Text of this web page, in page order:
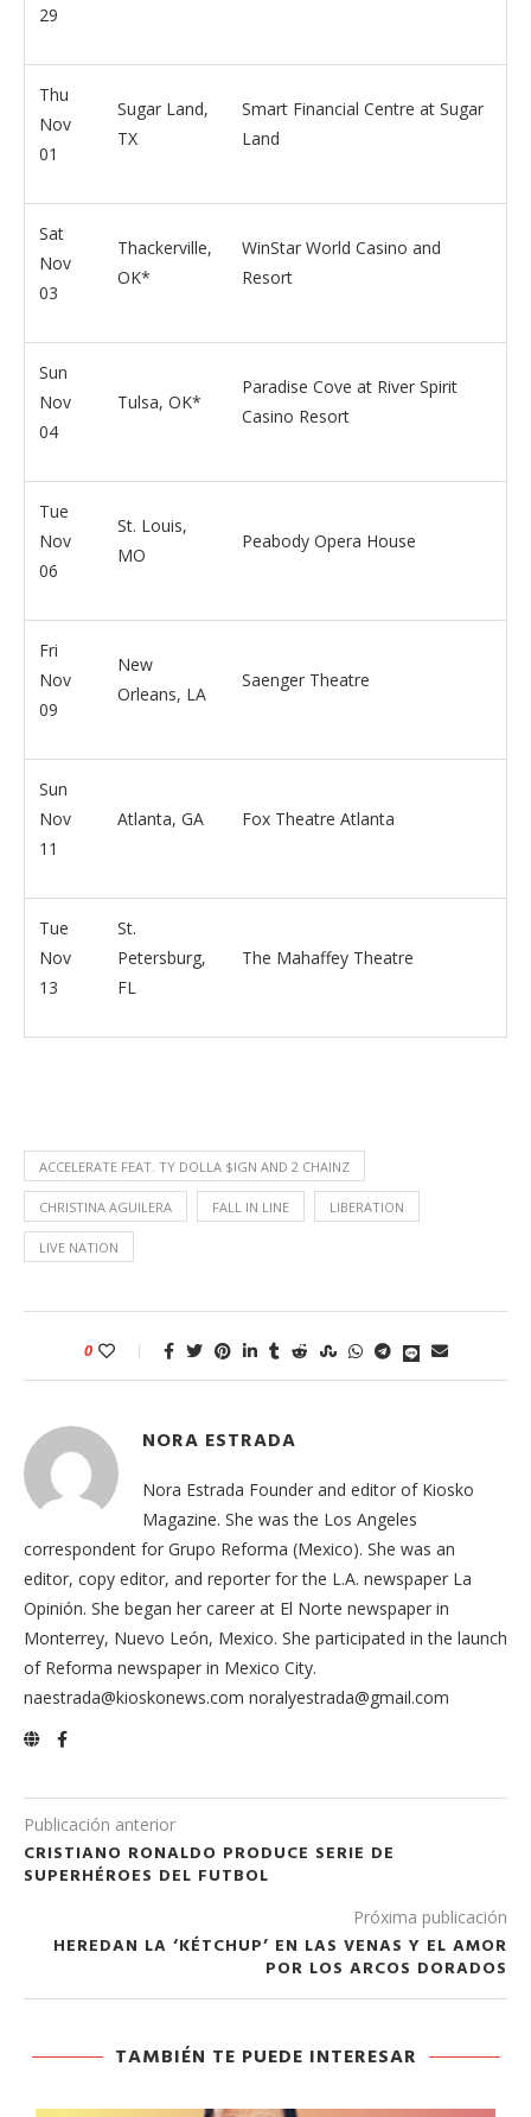
29
Thu
Nov
01
Sugar Land,
TX
Smart Financial Centre at Sugar
Land
Sat
Nov
03
Thackerville,
OK*
WinStar World Casino and
Resort
Sun
Nov
04
Tulsa, OK*
Paradise Cove at River Spirit
Casino Resort
Tue
Nov
06
St. Louis,
MO
Peabody Opera House
Fri
Nov
09
New
Orleans, LA
Saenger Theatre
Sun
Nov
11
Atlanta, GA Fox Theatre Atlanta
Tue
Nov
13
St.
Petersburg,
FL
The Mahaffey Theatre
ACCELERATE FEAT. TY DOLLA $IGN AND 2 CHAINZ
CHRISTINA AGUILERA FALL IN LINE LIBERATION
LIVE NATION
0
NORA ESTRADA
Nora Estrada Founder and editor of Kiosko
Magazine. She was the Los Angeles
correspondent for Grupo Reforma (Mexico). She was an
editor, copy editor, and reporter for the L.A. newspaper La
Opinión. She began her career at El Norte newspaper in
Monterrey, Nuevo León, Mexico. She participated in the launch
of Reforma newspaper in Mexico City.
naestrada@kioskonews.com noralyestrada@gmail.com
Publicación anterior
CRISTIANO RONALDO PRODUCE SERIE DE
SUPERHÉROES DEL FUTBOL
Próxima publicación
HEREDAN LA ‘KÉTCHUP’ EN LAS VENAS Y EL AMOR
POR LOS ARCOS DORADOS
TAMBIÉN TE PUEDE INTERESAR